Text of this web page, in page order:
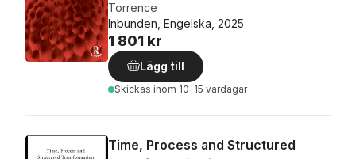
Torrence
Inbunden, Engelska, 2025
1 801 kr
Lägg till
Skickas inom 10-15 vardagar
Time, Process and Structured